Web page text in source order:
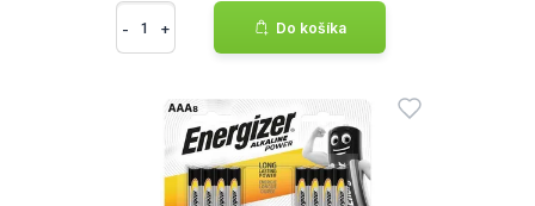
- + Do košíka